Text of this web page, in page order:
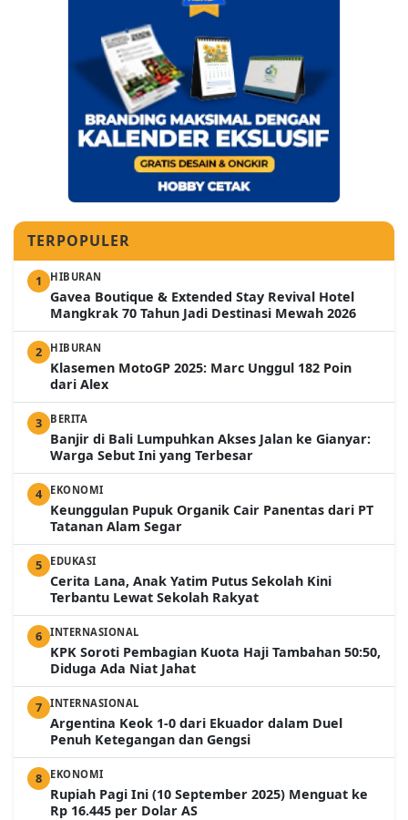
TERPOPULER
1 HIBURAN
Gavea Boutique & Extended Stay Revival Hotel
Mangkrak 70 Tahun Jadi Destinasi Mewah 2026
2 HIBURAN
Klasemen MotoGP 2025: Marc Unggul 182 Poin
dari Alex
3 BERITA
Banjir di Bali Lumpuhkan Akses Jalan ke Gianyar:
Warga Sebut Ini yang Terbesar
4 EKONOMI
Keunggulan Pupuk Organik Cair Panentas dari PT
Tatanan Alam Segar
5 EDUKASI
Cerita Lana, Anak Yatim Putus Sekolah Kini
Terbantu Lewat Sekolah Rakyat
6 INTERNASIONAL
KPK Soroti Pembagian Kuota Haji Tambahan 50:50,
Diduga Ada Niat Jahat
7 INTERNASIONAL
Argentina Keok 1-0 dari Ekuador dalam Duel
Penuh Ketegangan dan Gengsi
8 EKONOMI
Rupiah Pagi Ini (10 September 2025) Menguat ke
Rp 16.445 per Dolar AS